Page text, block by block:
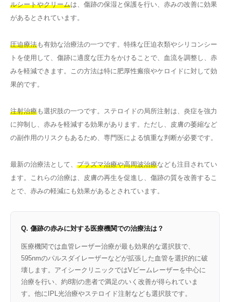
ルシートやクリームは、傷跡の保湿と保護を行い、赤みの改善に効果
があるとされています。
圧迫療法も有効な治療法の一つです。特殊な圧迫衣類やシリコンシー
トを使用して、傷跡に適度な圧力をかけることで、血流を調整し、赤
みを軽減できます。この方法は特に肥厚性瘢痕やケロイドに対して効
果的です。
注射治療も選択肢の一つです。ステロイドの局所注射は、炎症を強力
に抑制し、赤みを軽減する効果があります。ただし、皮膚の萎縮など
の副作用のリスクもあるため、専門医による慎重な判断が必要です。
最新の治療法として、 プラズマ治療や高周波治療なども注目されてい
ます。これらの治療は、皮膚の再生を促進し、傷跡の質を改善するこ
とで、赤みの軽減にも効果があるとされています。
Q. 傷跡の赤みに対する医療機関での治療法は？
医療機関では血管レーザー治療が最も効果的な選択肢で、
595nmのパルスダイレーザーなどが拡張した血管を選択的に破
壊します。アイシークリニックではVビームレーザーを中心に
治療を行い、約8割の患者で満足のいく改善が得られていま
す。他にIPL光治療やステロイド注射なども選択肢です。